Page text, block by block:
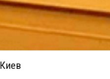
Киев